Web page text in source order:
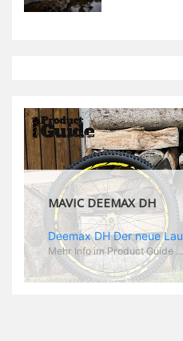
MAVIC DEEMAX DH
Mehr Info im Product Guide ...